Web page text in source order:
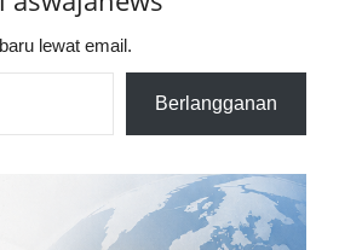
lewat email.
Berlangganan